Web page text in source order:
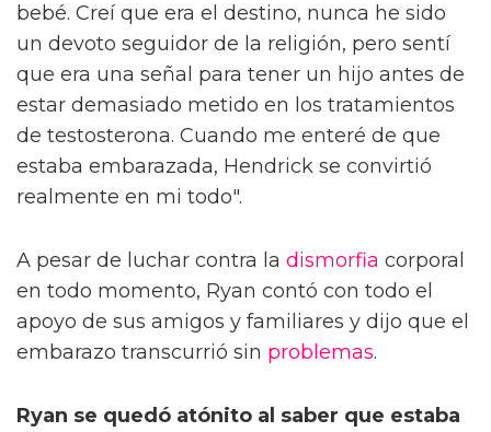
bebé. Creí que era el destino, nunca he sido
un devoto seguidor de la religión, pero sentí
que era una señal para tener un hijo antes de
estar demasiado metido en los tratamientos
de testosterona. Cuando me enteré de que
estaba embarazada, Hendrick se convirtió
realmente en mi todo".
A pesar de luchar contra la dismorfia corporal
en todo momento, Ryan contó con todo el
apoyo de sus amigos y familiares y dijo que el
embarazo transcurrió sin problemas.
Ryan se quedó atónito al saber que estaba